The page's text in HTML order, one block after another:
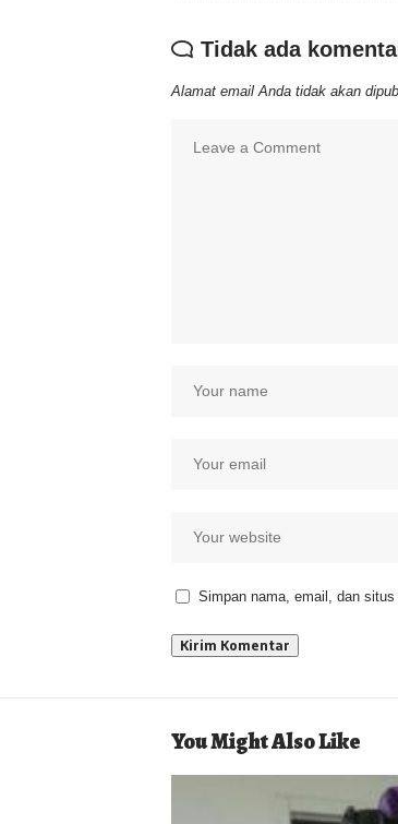
Tidak ada
Alamat email Anda tidak akan
Simpan nama, email, dan
You Might Also Like